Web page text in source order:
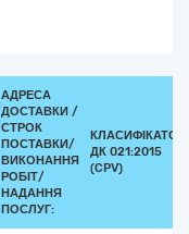
АДРЕСА
ДОСТАВКИ /
СТРОК
ПОСТАВКИ/
ВИКОНАННЯ
РОБІТ/
НАДАННЯ
ПОСЛУГ:
КЛАСИФІКАТОР
ДК 021:2015
(CPV)